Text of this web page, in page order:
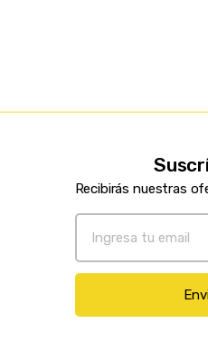
Recibirás nuestras